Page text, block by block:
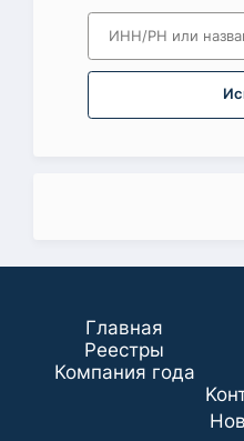
Главная
Реестры
Компания года